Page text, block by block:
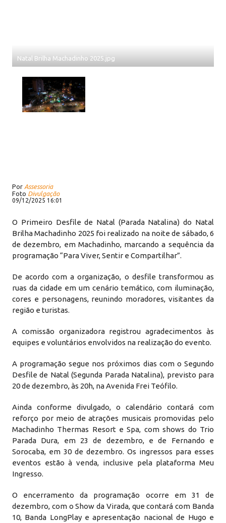
Natal Brilha Machadinho 2025.jpg
Por Assessoria
Foto Divulgação
09/12/2025 16:01
O Primeiro Desfile de Natal (Parada Natalina) do Natal
Brilha Machadinho 2025 foi realizado na noite de sábado, 6
de dezembro, em Machadinho, marcando a sequência da
programação “Para Viver, Sentir e Compartilhar”.
De acordo com a organização, o desfile transformou as
ruas da cidade em um cenário temático, com iluminação,
cores e personagens, reunindo moradores, visitantes da
região e turistas.
A comissão organizadora registrou agradecimentos às
equipes e voluntários envolvidos na realização do evento.
A programação segue nos próximos dias com o Segundo
Desfile de Natal (Segunda Parada Natalina), previsto para
20 de dezembro, às 20h, na Avenida Frei Teófilo.
Ainda conforme divulgado, o calendário contará com
reforço por meio de atrações musicais promovidas pelo
Machadinho Thermas Resort e Spa, com shows do Trio
Parada Dura, em 23 de dezembro, e de Fernando e
Sorocaba, em 30 de dezembro. Os ingressos para esses
eventos estão à venda, inclusive pela plataforma Meu
Ingresso.
O encerramento da programação ocorre em 31 de
dezembro, com o Show da Virada, que contará com Banda
10, Banda LongPlay e apresentação nacional de Hugo e